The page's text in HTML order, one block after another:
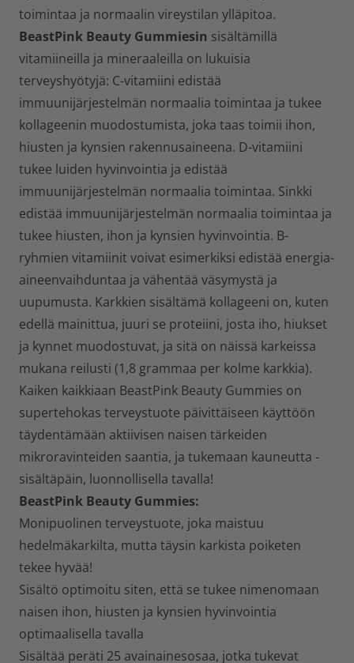
toimintaa ja normaalin vireystilan ylläpitoa.
BeastPink Beauty Gummiesin sisältämillä
vitamiineilla ja mineraaleilla on lukuisia
terveyshyötyjä: C-vitamiini edistää
immuunijärjestelmän normaalia toimintaa ja tukee
kollageenin muodostumista, joka taas toimii ihon,
hiusten ja kynsien rakennusaineena. D-vitamiini
tukee luiden hyvinvointia ja edistää
immuunijärjestelmän normaalia toimintaa. Sinkki
edistää immuunijärjestelmän normaalia toimintaa ja
tukee hiusten, ihon ja kynsien hyvinvointia. B-
ryhmien vitamiinit voivat esimerkiksi edistää energia-
aineenvaihduntaa ja vähentää väsymystä ja
uupumusta. Karkkien sisältämä kollageeni on, kuten
edellä mainittua, juuri se proteiini, josta iho, hiukset
ja kynnet muodostuvat, ja sitä on näissä karkeissa
mukana reilusti (1,8 grammaa per kolme karkkia).
Kaiken kaikkiaan BeastPink Beauty Gummies on
supertehokas terveystuote päivittäiseen käyttöön
täydentämään aktiivisen naisen tärkeiden
mikroravinteiden saantia, ja tukemaan kauneutta -
sisältäpäin, luonnollisella tavalla!
BeastPink Beauty Gummies:
Monipuolinen terveystuote, joka maistuu
hedelmäkarkilta, mutta täysin karkista poiketen
tekee hyvää!
Sisältö optimoitu siten, että se tukee nimenomaan
naisen ihon, hiusten ja kynsien hyvinvointia
optimaalisella tavalla
Sisältää peräti 25 avainainesosaa, jotka tukevat